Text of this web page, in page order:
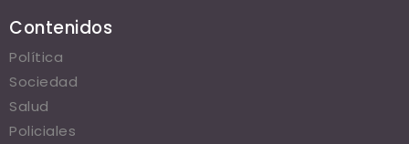
Contenidos
Política
Sociedad
Salud
Policiales